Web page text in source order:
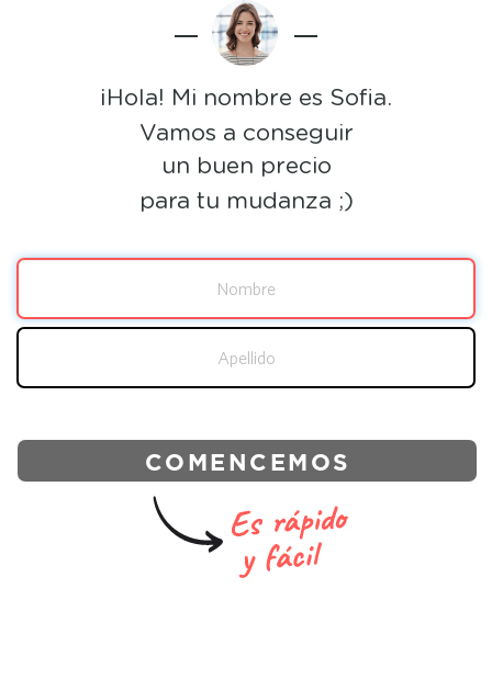
¡Hola! Mi nombre es Sofia.
Vamos a conseguir
un buen precio
para tu mudanza ;)
COMENCEMOS